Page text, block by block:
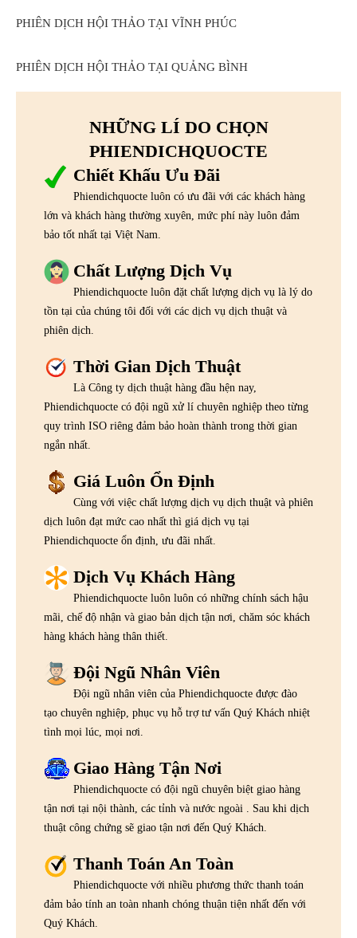
PHIÊN DỊCH HỘI THẢO TẠI VĨNH PHÚC
PHIÊN DỊCH HỘI THẢO TẠI QUẢNG BÌNH
NHỮNG LÍ DO CHỌN
PHIENDICHQUOCTE
Chiết Khấu Ưu Đãi
Phiendichquocte luôn có ưu đãi với các khách hàng
lớn và khách hàng thường xuyên, mức phí này luôn đảm
bảo tốt nhất tại Việt Nam.
Chất Lượng Dịch Vụ
Phiendichquocte luôn đặt chất lượng dịch vụ là lý do
tồn tại của chúng tôi đối với các dịch vụ dịch thuật và
phiên dịch.
Thời Gian Dịch Thuật
Là Công ty dịch thuật hàng đầu hện nay,
Phiendichquocte có đội ngũ xử lí chuyên nghiệp theo từng
quy trình ISO riêng đảm bảo hoàn thành trong thời gian
ngắn nhất.
Giá Luôn Ổn Định
Cùng với việc chất lượng dịch vụ dịch thuật và phiên
dịch luôn đạt mức cao nhất thì giá dịch vụ tại
Phiendichquocte ổn định, ưu đãi nhất.
Dịch Vụ Khách Hàng
Phiendichquocte luôn luôn có những chính sách hậu
mãi, chế độ nhận và giao bản dịch tận nơi, chăm sóc khách
hàng khách hàng thân thiết.
Đội Ngũ Nhân Viên
Đội ngũ nhân viên của Phiendichquocte được đào
tạo chuyên nghiệp, phục vụ hỗ trợ tư vấn Quý Khách nhiệt
tình mọi lúc, mọi nơi.
Giao Hàng Tận Nơi
Phiendichquocte có đội ngũ chuyên biệt giao hàng
tận nơi tại nội thành, các tỉnh và nước ngoài . Sau khi dịch
thuật công chứng sẽ giao tận nơi đến Quý Khách.
Thanh Toán An Toàn
Phiendichquocte với nhiều phương thức thanh toán
đảm bảo tính an toàn nhanh chóng thuận tiện nhất đến với
Quý Khách.